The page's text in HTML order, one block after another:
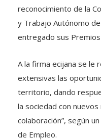
reconocimiento de la
y Trabajo Autónomo de
entregado sus
A la firma ecijana se le
extensivas las
territorio, dando
la sociedad con
colaboración”, según
de Empleo.